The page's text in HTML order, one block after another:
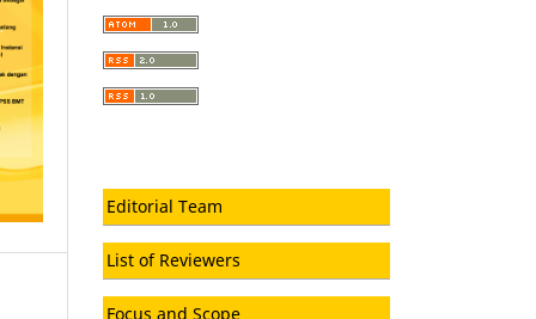
Editorial Team
List of Reviewers
Focus and Scope